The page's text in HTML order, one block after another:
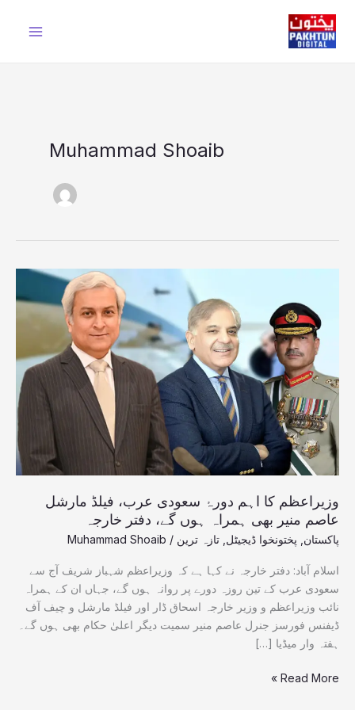
content
Muhammad Shoaib
وزیراعظم کا اہم دورۂ سعودی عرب، فیلڈ مارشل
عاصم منیر بھی ہمراہ ہوں گے، دفتر خارجہ
پاکستان پختونخوا ڈیجیٹل تازہ ترین /
Muhammad Shoaib
اسلام آباد: دفتر خارجہ نے کہا ہے کہ وزیراعظم شہباز شریف آج سے
سعودی عرب کے تین روزہ دورے پر روانہ ہوں گے، جہاں ان کے ہمراہ
نائب وزیراعظم و وزیر خارجہ اسحاق ڈار اور فیلڈ مارشل و چیف آف
ڈیفنس فورسز جنرل عاصم منیر سمیت دیگر اعلیٰ حکام بھی ہوں گے۔
ہفتہ وار میڈیا […]
دورۂ
سعودی
عرب،
فیلڈ
مارشل
عاصم
منیر
بھی
ہمراہ
گے،
دفتر
خارجہ
Read More »